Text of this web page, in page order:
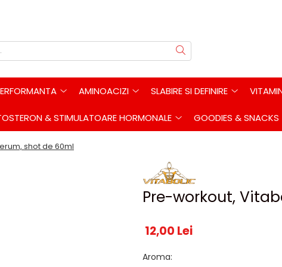
AMINOACIZI SLABIRE SI DEFINIRE
& STIMULATOARE HORMONALE GOODIES & SNACKS
shot de 60ml
Pre-workout,
12,00 Lei
Aroma: